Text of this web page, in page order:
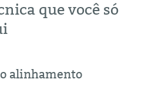
que você só
alinhamento